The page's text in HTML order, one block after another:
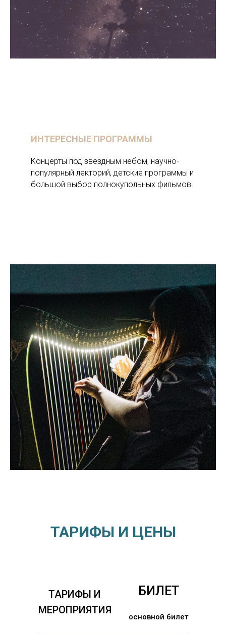
ИНТЕРЕСНЫЕ ПРОГРАММЫ
Концерты под звездным небом, научно-
популярный лекторий, детские программы и
большой выбор полнокупольных фильмов.
ТАРИФЫ И ЦЕНЫ
БИЛЕТ
основной билет
ТАРИФЫ И
МЕРОПРИЯТИЯ